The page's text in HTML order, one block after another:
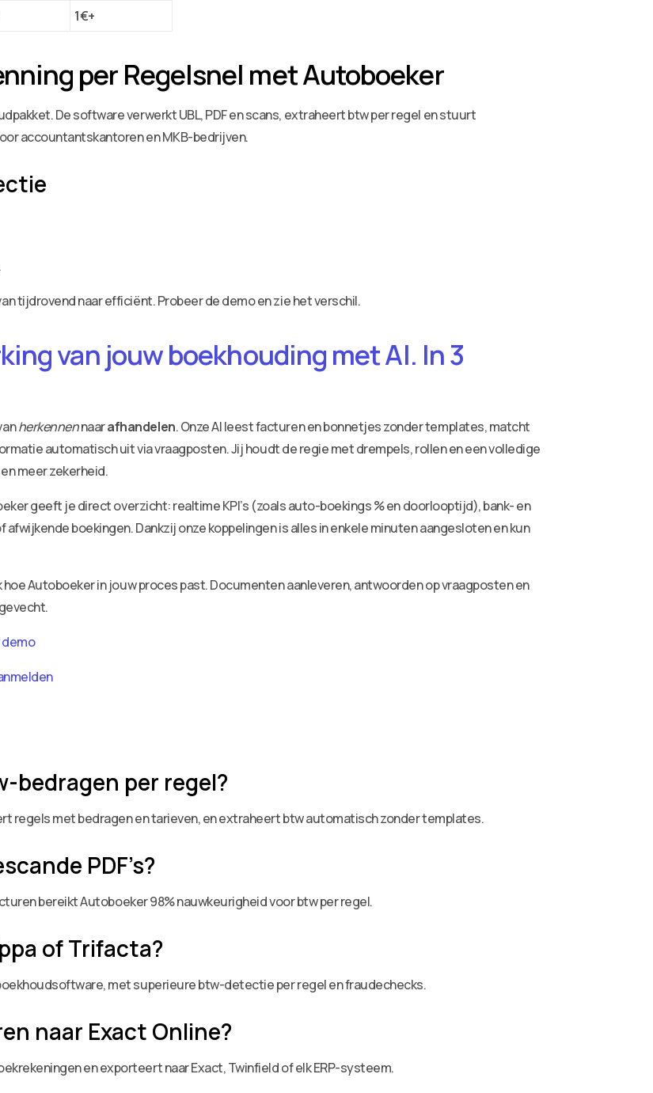
1€+
per Regelsnel met Autoboeker
De software verwerkt UBL, PDF en scans, extraheert btw per regel en stuurt
accountantskantoren en MKB-bedrijven.
tijdrovend naar efficiënt. Probeer de demo en zie het verschil.
van jouw boekhouding met AI. In 3
herkennennaarafhandelen. Onze AI leest facturen en bonnetjes zonder templates, matcht
automatisch uit via vraagposten. Jij houdt de regie met drempels, rollen en een volledige
meer zekerheid.
geeft je direct overzicht: realtime KPI’s (zoals auto-boekings % en doorlooptijd), bank- en
boekingen. Dankzij onze koppelingen is alles in enkele minuten aangesloten en kun
Autoboeker in jouw proces past. Documenten aanleveren, antwoorden op vraagposten en
bedragen per regel?
regels met bedragen en tarieven, en extraheert btw automatisch zonder templates.
PDF’s?
bereikt Autoboeker 98% nauwkeurigheid voor btw per regel.
of Trifacta?
met superieure btw-detectie per regel en fraudechecks.
naar Exact Online?
en exporteert naar Exact, Twinfield of elk ERP-systeem.